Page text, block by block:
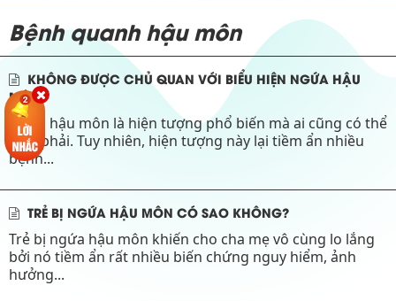
Bệnh quanh hậu môn
KHÔNG ĐƯỢC CHỦ QUAN VỚI BIỂU HIỆN NGỨA HẬU
MÔN
Ngứa hậu môn là hiện tượng phổ biến mà ai cũng có thể
mắc phải. Tuy nhiên, hiện tượng này lại tiềm ẩn nhiều
bệnh...
TRẺ BỊ NGỨA HẬU MÔN CÓ SAO KHÔNG?
Trẻ bị ngứa hậu môn khiến cho cha mẹ vô cùng lo lắng
bởi nó tiềm ẩn rất nhiều biến chứng nguy hiểm, ảnh
hưởng...